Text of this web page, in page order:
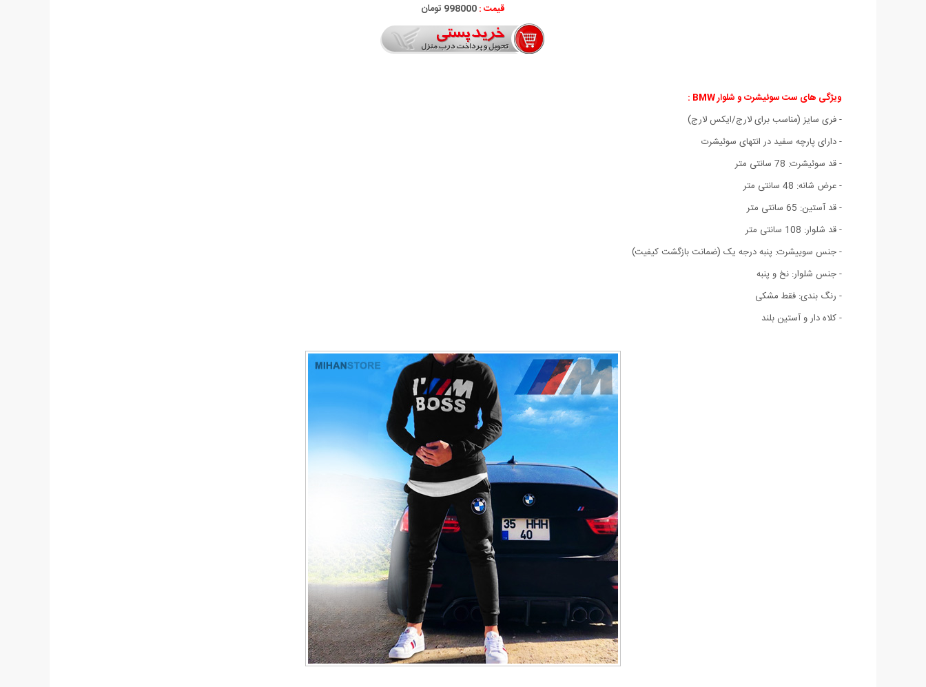
قیمت :998000 تومان
ویژگی های ست سوئیشرت و شلوار BMW :
- فری سایز (مناسب برای لارج/ایکس لارج)
- دارای پارچه سفید در انتهای سوئیشرت
- قد سوئیشرت: 78 سانتی متر
- عرض شانه: 48 سانتی متر
- قد آستین: 65 سانتی متر
- قد شلوار: 108 سانتی متر
- جنس سوییشرت: پنبه درجه یک (ضمانت بازگشت کیفیت)
- جنس شلوار: نخ و پنبه
- رنگ بندی: فقط مشکی
- کلاه دار و آستین بلند